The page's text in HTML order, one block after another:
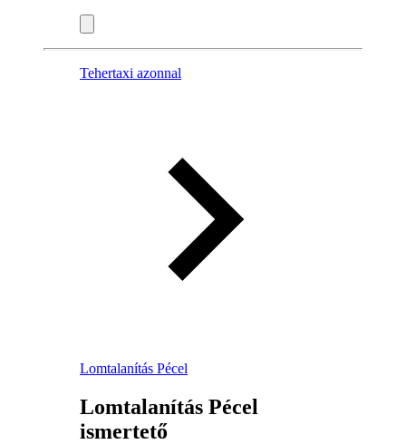
Tehertaxi azonnal
Lomtalanítás Pécel
Lomtalanítás Pécel
ismertető